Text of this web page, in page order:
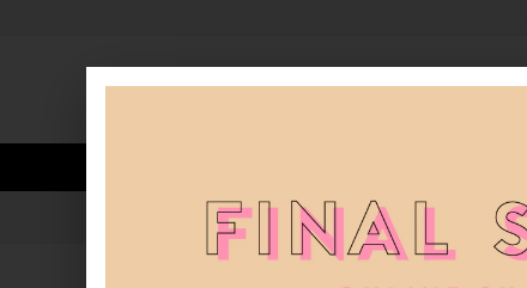
人気ワード セール 40th限定